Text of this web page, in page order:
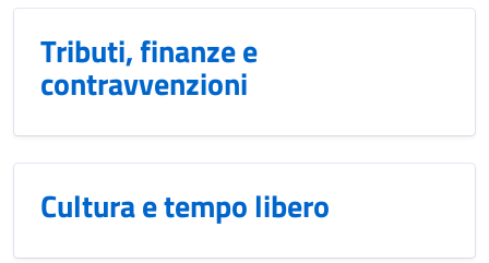
Tributi, finanze e
contravvenzioni
Cultura e tempo libero